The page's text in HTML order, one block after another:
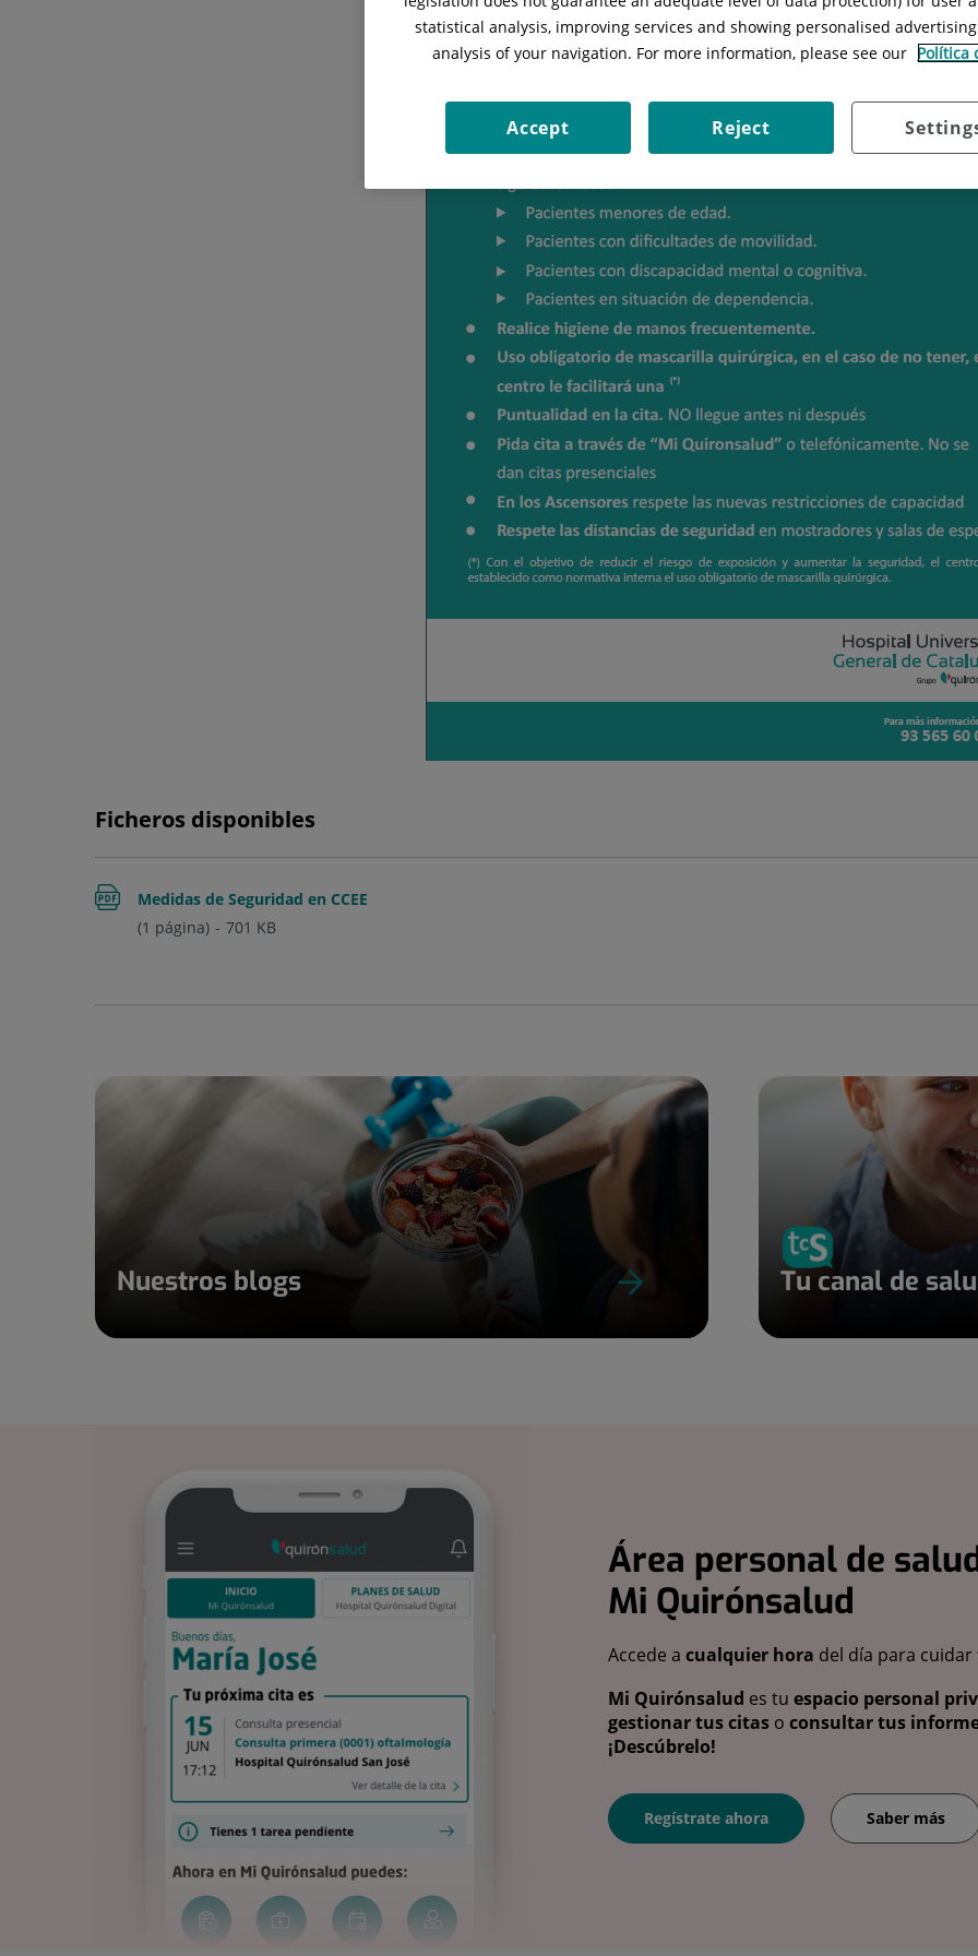
Ficheros disponibles
Medidas de Seguridad en CCEE
701 KB
(1 página)
Nuestros blogs Tu canal de
Área personal de
Mi Quirónsalud
Accede a cualquier hora del día para cuidar
Mi Quirónsalud es tu espacio personal
gestionar tus citas o consultar tus
¡Descúbrelo!
Regístrate ahora Saber más
statistical analysis, improving services and showing personalised
analysis of your navigation. For more information, please see our Política
Reject
Accept